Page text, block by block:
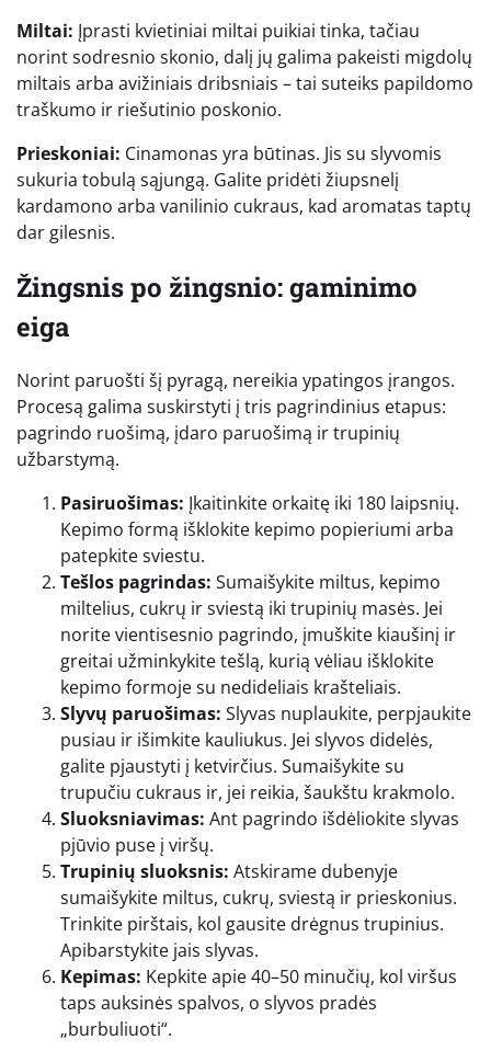
Miltai: Įprasti kvietiniai miltai puikiai tinka, tačiau
norint sodresnio skonio, dalį jų galima pakeisti migdolų
miltais arba avižiniais dribsniais – tai suteiks papildomo
traškumo ir riešutinio poskonio.
Prieskoniai: Cinamonas yra būtinas. Jis su slyvomis
sukuria tobulą sąjungą. Galite pridėti žiupsnelį
kardamono arba vanilinio cukraus, kad aromatas taptų
dar gilesnis.
Žingsnis po žingsnio: gaminimo
eiga
Norint paruošti šį pyragą, nereikia ypatingos įrangos.
Procesą galima suskirstyti į tris pagrindinius etapus:
pagrindo ruošimą, įdaro paruošimą ir trupinių
užbarstymą.
Pasiruošimas: Įkaitinkite orkaitę iki 180 laipsnių.
Kepimo formą išklokite kepimo popieriumi arba
patepkite sviestu.
Tešlos pagrindas: Sumaišykite miltus, kepimo
miltelius, cukrų ir sviestą iki trupinių masės. Jei
norite vientisesnio pagrindo, įmuškite kiaušinį ir
greitai užminkykite tešlą, kurią vėliau išklokite
kepimo formoje su nedideliais krašteliais.
Slyvų paruošimas: Slyvas nuplaukite, perpjaukite
pusiau ir išimkite kauliukus. Jei slyvos didelės,
galite pjaustyti į ketvirčius. Sumaišykite su
trupučiu cukraus ir, jei reikia, šaukštu krakmolo.
Sluoksniavimas: Ant pagrindo išdėliokite slyvas
pjūvio puse į viršų.
Trupinių sluoksnis: Atskirame dubenyje
sumaišykite miltus, cukrų, sviestą ir prieskonius.
Trinkite pirštais, kol gausite drėgnus trupinius.
Apibarstykite jais slyvas.
Kepimas: Kepkite apie 40–50 minučių, kol viršus
taps auksinės spalvos, o slyvos pradės
„burbuliuoti“.